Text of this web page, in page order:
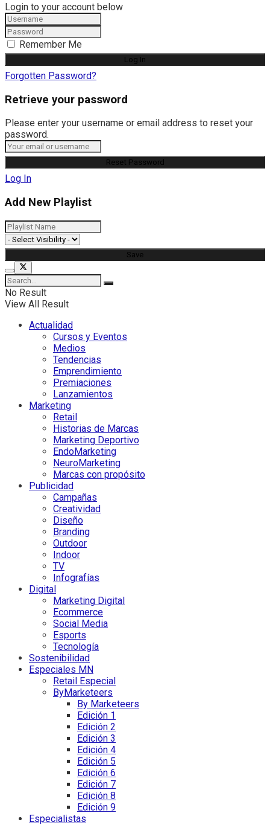
Login to your account below
Remember Me
Forgotten Password?
Retrieve your password
Please enter your username or email address to reset your
password.
Log In
Add New Playlist
No Result
View All Result
Actualidad
Cursos y Eventos
Medios
Tendencias
Emprendimiento
Premiaciones
Lanzamientos
Marketing
Retail
Historias de Marcas
Marketing Deportivo
EndoMarketing
NeuroMarketing
Marcas con propósito
Publicidad
Campañas
Creatividad
Diseño
Branding
Outdoor
Indoor
TV
Infografías
Digital
Marketing Digital
Ecommerce
Social Media
Esports
Tecnología
Sostenibilidad
Especiales MN
Retail Especial
ByMarketeers
By Marketeers
Edición 1
Edición 2
Edición 3
Edición 4
Edición 5
Edición 6
Edición 7
Edición 8
Edición 9
Especialistas